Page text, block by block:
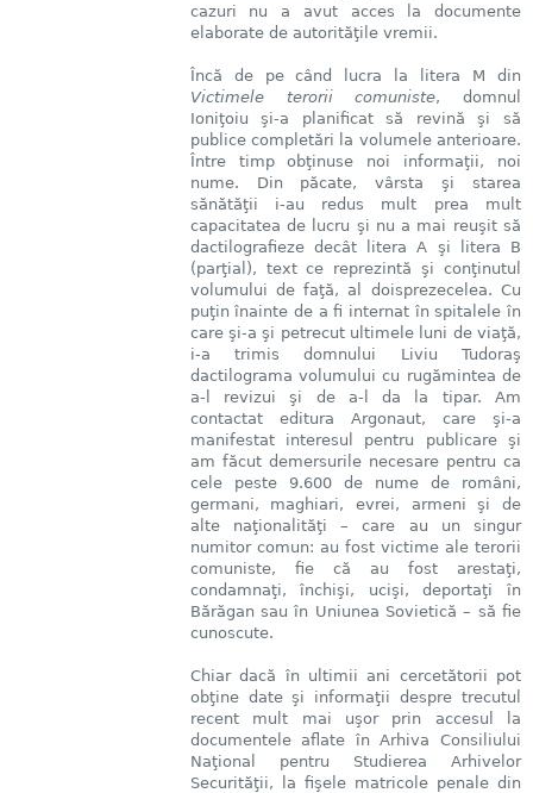
cazuri nu a avut acces la documente
elaborate de autorităţile vremii.
Încă de pe când lucra la litera M din
Victimele terorii comuniste, domnul
Ioniţoiu şi-a planificat să revină şi să
publice completări la volumele anterioare.
Între timp obţinuse noi informaţii, noi
nume. Din păcate, vârsta şi starea
sănătăţii i-au redus mult prea mult
capacitatea de lucru şi nu a mai reuşit să
dactilografieze decât litera A şi litera B
(parţial), text ce reprezintă şi conţinutul
volumului de faţă, al doisprezecelea. Cu
puţin înainte de a fi internat în spitalele în
care şi-a şi petrecut ultimele luni de viaţă,
i-a trimis domnului Liviu Tudoraş
dactilograma volumului cu rugămintea de
a-l revizui şi de a-l da la tipar. Am
contactat editura Argonaut, care şi-a
manifestat interesul pentru publicare şi
am făcut demersurile necesare pentru ca
cele peste 9.600 de nume de români,
germani, maghiari, evrei, armeni şi de
alte naţionalităţi – care au un singur
numitor comun: au fost victime ale terorii
comuniste, fie că au fost arestaţi,
condamnaţi, închişi, ucişi, deportaţi în
Bărăgan sau în Uniunea Sovietică – să fie
cunoscute.
Chiar dacă în ultimii ani cercetătorii pot
obţine date şi informaţii despre trecutul
recent mult mai uşor prin accesul la
documentele aflate în Arhiva Consiliului
Naţional pentru Studierea Arhivelor
Securităţii, la fişele matricole penale din